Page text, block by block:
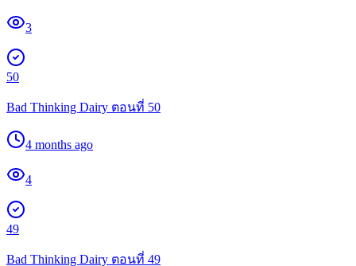
3
50
Bad Thinking Dairy ตอนที่ 50
4 months ago
4
49
Bad Thinking Dairy ตอนที่ 49